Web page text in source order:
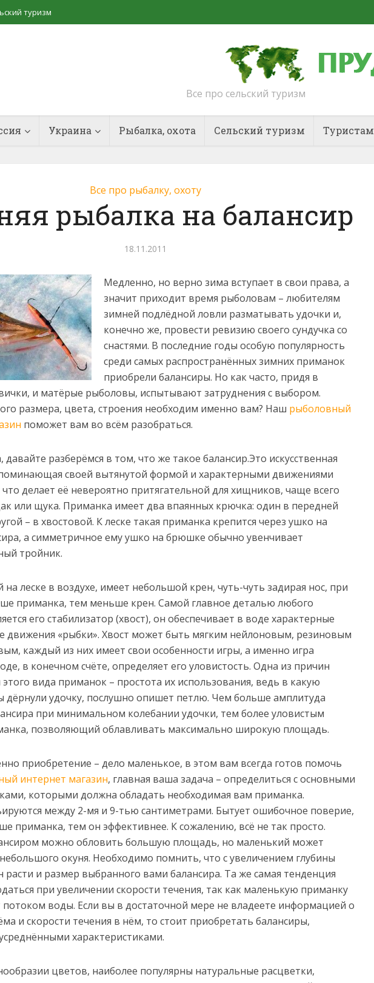
туризм
Все про сельский туризм
Украина Рыбалка, охота Сельский туризм Туристам
Все про рыбалку, охоту
рыбалка на балансир
18.11.2011
Медленно, но верно зима вступает в свои права, а
значит приходит время рыболовам – любителям
зимней подлёдной ловли разматывать удочки и,
конечно же, провести ревизию своего сундучка со
снастями. В последние годы особую популярность
среди самых распространённых зимних приманок
приобрели балансиры. Но как часто, придя в
и матёрые рыболовы, испытывают затруднения с выбором.
размера, цвета, строения необходим именно вам? Наш рыболовный
поможет вам во всём разобраться.
давайте разберёмся в том, что же такое балансир.Это искусственная
своей вытянутой формой и характерными движениями
делает её невероятно притягательной для хищников, чаще всего
или щука. Приманка имеет два впаянных крючка: один в передней
– в хвостовой. К леске такая приманка крепится через ушко на
а симметричное ему ушко на брюшке обычно увенчивает
тройник.
леске в воздухе, имеет небольшой крен, чуть-чуть задирая нос, при
приманка, тем меньше крен. Самой главное деталью любого
его стабилизатор (хвост), он обеспечивает в воде характерные
движения «рыбки». Хвост может быть мягким нейлоновым, резиновым
каждый из них имеет свои особенности игры, а именно игра
в конечном счёте, определяет его уловистость. Одна из причин
этого вида приманок – простота их использования, ведь в какую
дёрнули удочку, послушно опишет петлю. Чем больше амплитуда
при минимальном колебании удочки, тем более уловистым
позволяющий облавливать максимально широкую площадь.
приобретение – дело маленькое, в этом вам всегда готов помочь
интернет магазин, главная ваша задача – определиться с основными
которыми должна обладать необходимая вам приманка.
между 2-мя и 9-тью сантиметрами. Бытует ошибочное поверие,
приманка, тем он эффективнее. К сожалению, всё не так просто.
можно обловить большую площадь, но маленький может
окуня. Необходимо помнить, что с увеличением глубины
расти и размер выбранного вами балансира. Та же самая тенденция
при увеличении скорости течения, так как маленькую приманку
потоком воды. Если вы в достаточной мере не владеете информацией о
и скорости течения в нём, то стоит приобретать балансиры,
характеристиками.
цветов, наиболее популярны натуральные расцветки,